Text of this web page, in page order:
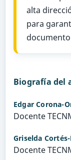
alta
para
Biografía del
Edgar Corona-
Docente
Griselda
Docente